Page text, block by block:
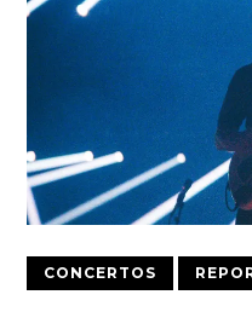
CONCERTOS